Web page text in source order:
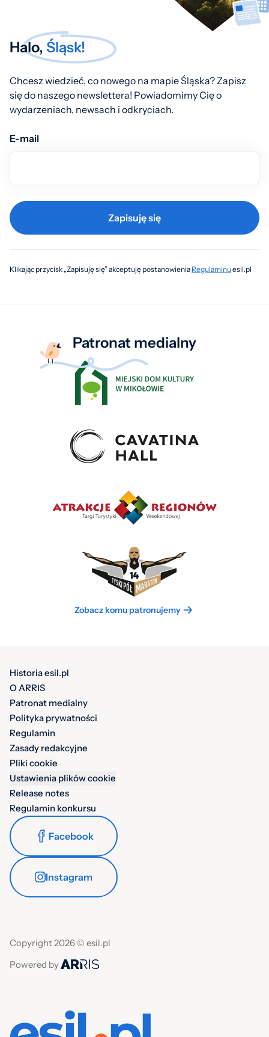
Halo, Śląsk!
Chcesz wiedzieć, co nowego na mapie Śląska? Zapisz
się do naszego newslettera! Powiadomimy Cię o
wydarzeniach, newsach i odkryciach.
E-mail
Zapisuję się
Klikając przycisk „Zapisuję się” akceptuję postanowienia Regulaminuesil.pl
Patronat medialny
Zobacz komu patronujemy
Historia esil.pl
O ARRIS
Patronat medialny
Polityka prywatności
Regulamin
Zasady redakcyjne
Pliki cookie
Ustawienia plików cookie
Release notes
Regulamin konkursu
Facebook
Instagram
Copyright 2026 © esil.pl
Powered by